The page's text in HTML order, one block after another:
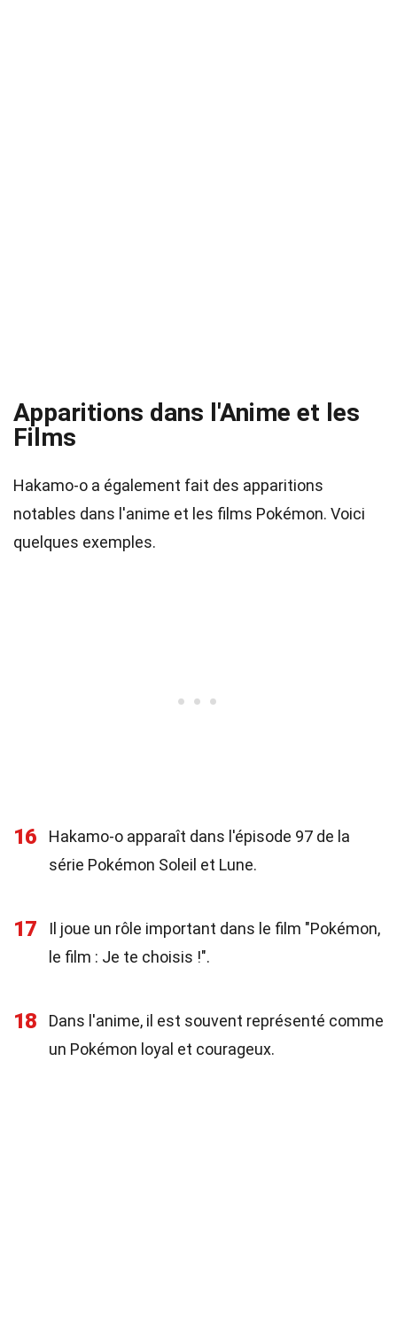
Apparitions dans l'Anime et les
Films
Hakamo-o a également fait des apparitions
notables dans l'anime et les films Pokémon. Voici
quelques exemples.
16
Hakamo-o apparaît dans l'épisode 97 de la
série Pokémon Soleil et Lune.
17
Il joue un rôle important dans le film "Pokémon,
le film : Je te choisis !".
18
Dans l'anime, il est souvent représenté comme
un Pokémon loyal et courageux.